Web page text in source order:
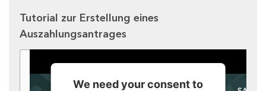
Tutorial zur Erstellung eines
Auszahlungsantrages
We need your consent to